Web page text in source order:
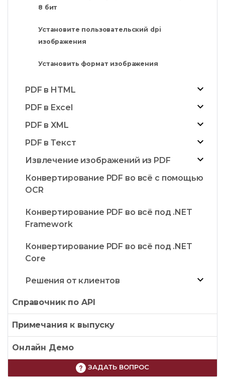
8 бит
Установите пользовательский dpi
изображения
Установить формат изображения
PDF в HTML
PDF в Excel
PDF в XML
PDF в Текст
Извлечение изображений из PDF
Конвертирование PDF во всё с помощью
OCR
Конвертирование PDF во всё под .NET
Framework
Конвертирование PDF во всё под .NET
Core
Решения от клиентов
Справочник по API
Примечания к выпуску
Онлайн Демо
ЗАДАТЬ ВОПРОС